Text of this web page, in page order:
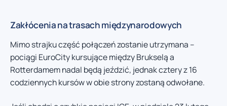
Zakłócenia na trasach międzynarodowych
Mimo strajku część połączeń zostanie utrzymana –
pociągi EuroCity kursujące między Brukselą a
Rotterdamem nadal będą jeździć, jednak cztery z 16
codziennych kursów w obie strony zostaną odwołane.